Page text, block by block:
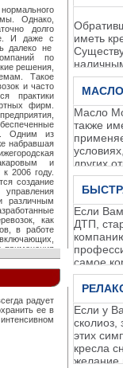
Однако,
долго
И даже с
далеко не
по
решения,
Такое
и часто
практики
фирм.
Одним из
набравшая
и
2006 году.
создание
управления
различным
как
в работе
применения
всего один
резко
перекрыть
радует
ее в
иметь
права
Масло
также
других
Если
ДТП,
самое
Если у
сколиоз,
этих
кресла
желание